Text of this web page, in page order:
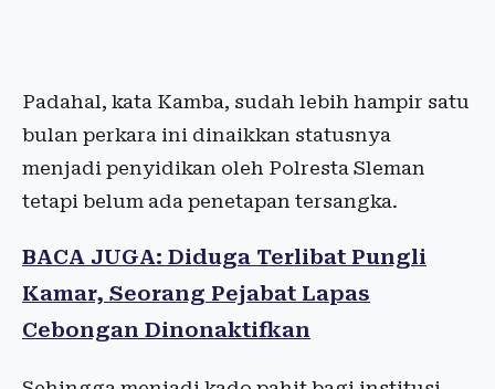
Padahal, kata Kamba, sudah lebih hampir satu
bulan perkara ini dinaikkan statusnya
menjadi penyidikan oleh Polresta Sleman
tetapi belum ada penetapan tersangka.
BACA JUGA: Diduga Terlibat Pungli
Kamar, Seorang Pejabat Lapas
Cebongan Dinonaktifkan